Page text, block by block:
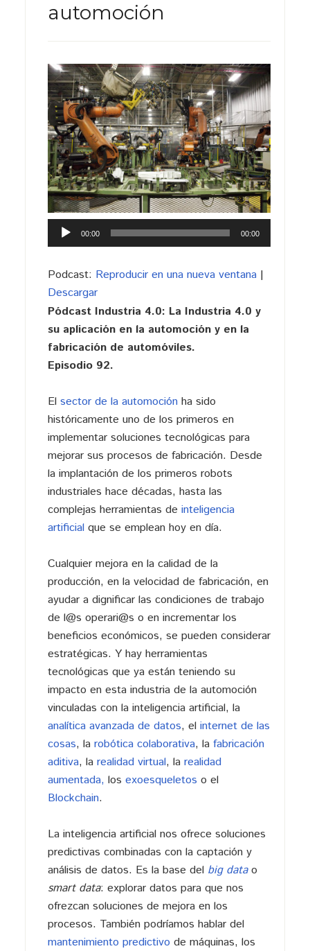
automoción
Reproductor
de
00:00 00:00
Podcast: Reproducir en una nueva ventana|
Descargar
Pódcast Industria 4.0: La Industria 4.0 y
su aplicación en la automoción y en la
fabricación de automóviles.
Episodio 92.
El sector de la automociónha sido
históricamente uno de los primeros en
implementar soluciones tecnológicas para
mejorar sus procesos de fabricación. Desde
la implantación de los primeros robots
industriales hace décadas, hasta las
complejas herramientas de inteligencia
artificialque se emplean hoy en día.
Cualquier mejora en la calidad de la
producción, en la velocidad de fabricación, en
ayudar a dignificar las condiciones de trabajo
de l@s operari@s o en incrementar los
beneficios económicos, se pueden considerar
estratégicas. Y hay herramientas
tecnológicas que ya están teniendo su
impacto en esta industria de la automoción
vinculadas con la inteligencia artificial, la
analítica avanzada de datos, el internet de las
cosas, la robótica colaborativa, la fabricación
aditiva, la realidad virtual, la realidad
aumentada, los exoesqueletos o el
Blockchain.
La inteligencia artificial nos ofrece soluciones
predictivas combinadas con la captación y
análisis de datos. Es la base del big datao
smart data: explorar datos para que nos
ofrezcan soluciones de mejora en los
procesos. También podríamos hablar del
mantenimiento predictivo de máquinas, los